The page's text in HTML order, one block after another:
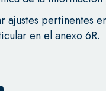
ajustes pertinentes
en el anexo 6R.